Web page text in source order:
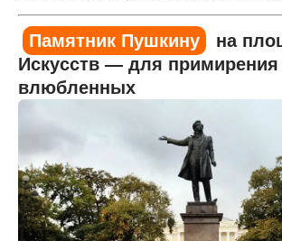
Памятник Пушкину
на
Искусств — для примирения
влюбленных